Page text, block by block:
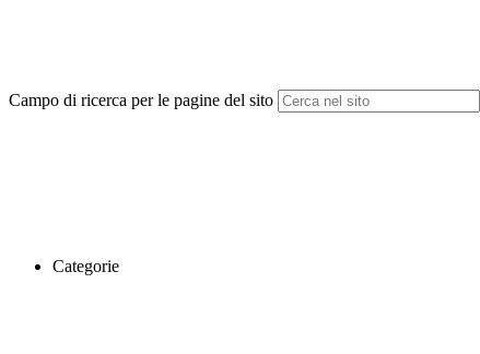
Campo di ricerca per le pagine del sito
Categorie